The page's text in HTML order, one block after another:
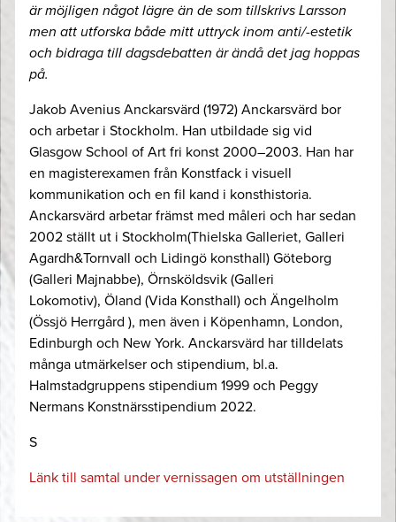
är möjligen något lägre än de som tillskrivs Larsson
men att utforska både mitt uttryck inom anti/-estetik
och bidraga till dagsdebatten är ändå det jag hoppas
på.
Jakob Avenius Anckarsvärd (1972) Anckarsvärd bor
och arbetar i Stockholm. Han utbildade sig vid
Glasgow School of Art fri konst 2000–2003. Han har
en magisterexamen från Konstfack i visuell
kommunikation och en fil kand i konsthistoria.
Anckarsvärd arbetar främst med måleri och har sedan
2002 ställt ut i Stockholm(Thielska Galleriet, Galleri
Agardh&Tornvall och Lidingö konsthall) Göteborg
(Galleri Majnabbe), Örnsköldsvik (Galleri
Lokomotiv), Öland (Vida Konsthall) och Ängelholm
(Össjö Herrgård ), men även i Köpenhamn, London,
Edinburgh och New York. Anckarsvärd har tilldelats
många utmärkelser och stipendium, bl.a.
Halmstadgruppens stipendium 1999 och Peggy
Nermans Konstnärsstipendium 2022.
S
Länk till samtal under vernissagen om utställningen